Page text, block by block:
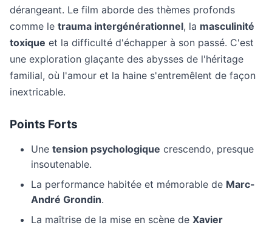
dérangeant. Le film aborde des thèmes profonds
comme le trauma intergénérationnel, la masculinité
toxique et la difficulté d'échapper à son passé. C'est
une exploration glaçante des abysses de l'héritage
familial, où l'amour et la haine s'entremêlent de façon
inextricable.
Points Forts
Une tension psychologique crescendo, presque
insoutenable.
La performance habitée et mémorable de Marc-
André Grondin.
La maîtrise de la mise en scène de Xavier